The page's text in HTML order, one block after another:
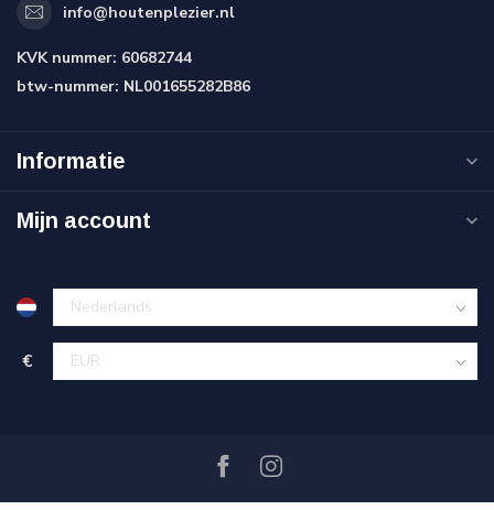
info@houtenplezier.nl
KVK nummer: 60682744
btw-nummer: NL001655282B86
Informatie
Mijn account
€